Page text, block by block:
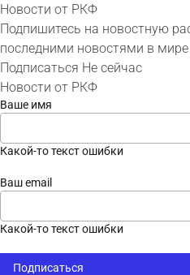
Новости от РКФ
Подпишитесь на новостную
последними новостями в мире
Подписаться Не сейчас
Новости от РКФ
Ваше имя
Какой-то текст ошибки
Ваш email
Какой-то текст ошибки
Подписаться